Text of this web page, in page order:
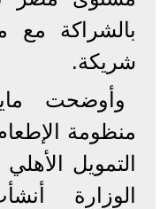
شريكة.
وأوضحت
منظومة
التمويل
الوزارة